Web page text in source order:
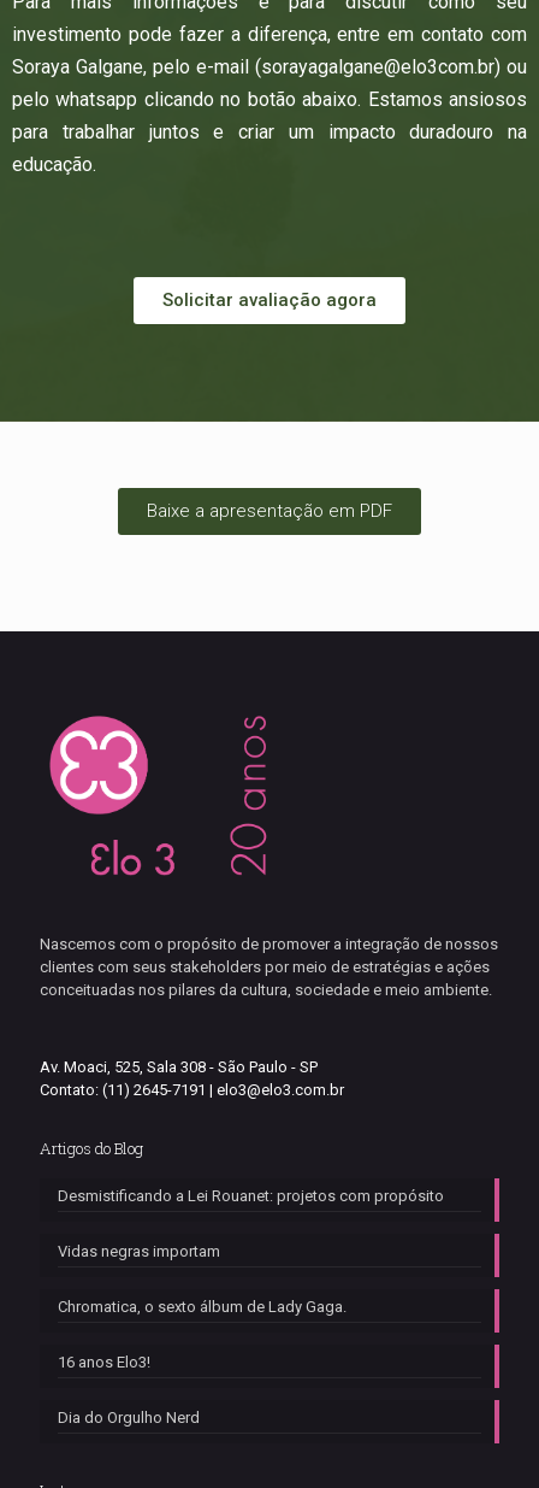
investimento pode fazer a diferença, entre em contato com
Soraya Galgane, pelo e-mail (sorayagalgane@elo3com.br) ou
pelo whatsapp clicando no botão abaixo. Estamos ansiosos
para trabalhar juntos e criar um impacto duradouro na
educação.
Solicitar avaliação agora
Baixe a apresentação em PDF
Nascemos com o propósito de promover a integração de nossos
clientes com seus stakeholders por meio de estratégias e ações
conceituadas nos pilares da cultura, sociedade e meio ambiente.
Av. Moaci, 525, Sala 308 - São Paulo - SP
Contato: (11) 2645-7191 | elo3@elo3.com.br
Artigos do Blog
Desmistificando a Lei Rouanet: projetos com propósito
Vidas negras importam
Chromatica, o sexto álbum de Lady Gaga.
16 anos Elo3!
Dia do Orgulho Nerd